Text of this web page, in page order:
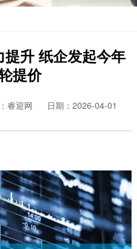
升 纸企发起今年
提价
睿迎网
日期：2026-04-01